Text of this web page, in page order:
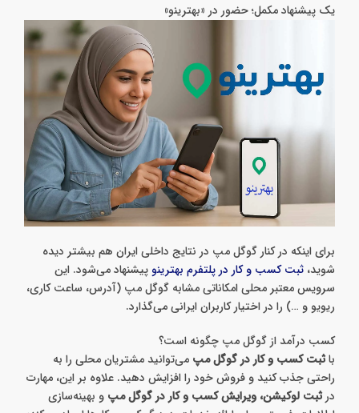
یک پیشنهاد مکمل؛ حضور در «بهترینو»
برای اینکه در کنار گوگل مپ در نتایج داخلی ایران هم بیشتر دیده
شوید، ثبت کسب‌ و کار در پلتفرم بهترینو پیشنهاد می‌شود. این
سرویس معتبر محلی امکاناتی مشابه گوگل مپ (آدرس، ساعت کاری،
ریویو و …) را در اختیار کاربران ایرانی می‌گذارد.
کسب درآمد از گوگل مپ چگونه است؟
باثبت کسب و کار در گوگل مپ می‌توانید مشتریان محلی را به
راحتی جذب کنید و فروش خود را افزایش دهید. علاوه بر این، مهارت
درثبت لوکیشن، ویرایش کسب و کار در گوگل مپ و بهینه‌سازی